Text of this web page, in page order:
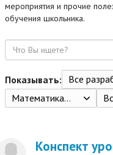
мероприятия и прочие
обучения школьника.
Поиск
Показывать:
Все
Математика. 3 класс. В 2 ч. Чекин А. Л.: 2013. - Ч.1 - 160с., Ч.2 -160.
Конспект